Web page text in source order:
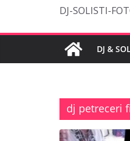
DJ-SOLISTI-
DJ &
dj petreceri